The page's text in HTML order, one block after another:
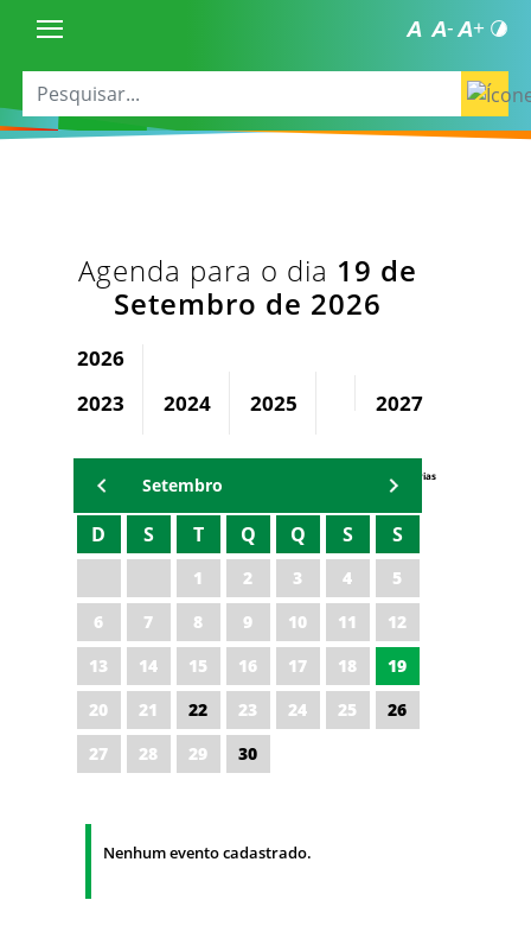
Agenda para o dia 19 de
Setembro de 2026
2026
2023
2024 2025 2027
Agenda Secretárias
Setembro
D S T Q Q S S
1 2 3 4
5
6
7 8 9 10 11
12
13
14 15 16 17 18
19
20
21 22 23 24 25
26
27
28 29 30
Nenhum evento cadastrado.